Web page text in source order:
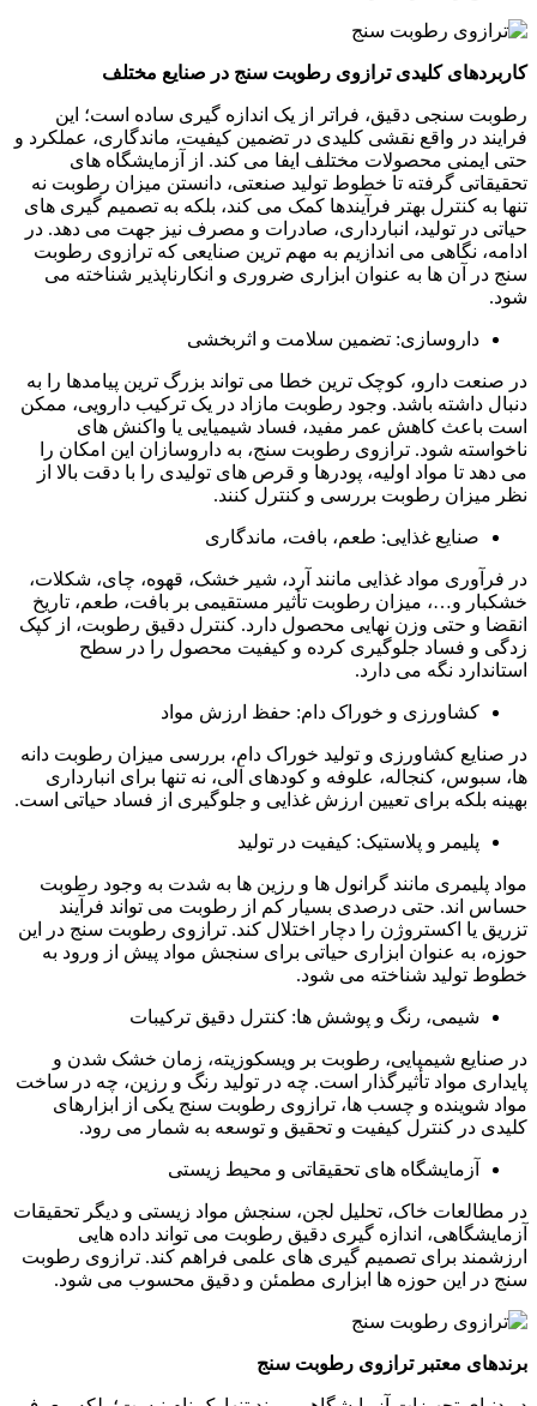
کاربردهای کلیدی ترازوی رطوبت سنج در صنایع مختلف
رطوبت سنجی دقیق، فراتر از یک اندازه گیری ساده است؛ این
فرایند در واقع نقشی کلیدی در تضمین کیفیت، ماندگاری، عملکرد و
حتی ایمنی محصولات مختلف ایفا می کند. از آزمایشگاه های
تحقیقاتی گرفته تا خطوط تولید صنعتی، دانستن میزان رطوبت نه
تنها به کنترل بهتر فرآیندها کمک می کند، بلکه به تصمیم گیری های
حیاتی در تولید، انبارداری، صادرات و مصرف نیز جهت می دهد. در
ادامه، نگاهی می اندازیم به مهم ترین صنایعی که ترازوی رطوبت
سنج در آن ها به عنوان ابزاری ضروری و انکارناپذیر شناخته می
شود.
داروسازی: تضمین سلامت و اثربخشی
در صنعت دارو، کوچک ترین خطا می تواند بزرگ ترین پیامدها را به
دنبال داشته باشد. وجود رطوبت مازاد در یک ترکیب دارویی، ممکن
است باعث کاهش عمر مفید، فساد شیمیایی یا واکنش های
ناخواسته شود. ترازوی رطوبت سنج، به داروسازان این امکان را
می دهد تا مواد اولیه، پودرها و قرص های تولیدی را با دقت بالا از
نظر میزان رطوبت بررسی و کنترل کنند.
صنایع غذایی: طعم، بافت، ماندگاری
در فرآوری مواد غذایی مانند آرد، شیر خشک، قهوه، چای، شکلات،
خشکبار و…، میزان رطوبت تأثیر مستقیمی بر بافت، طعم، تاریخ
انقضا و حتی وزن نهایی محصول دارد. کنترل دقیق رطوبت، از کپک
زدگی و فساد جلوگیری کرده و کیفیت محصول را در سطح
استاندارد نگه می دارد.
کشاورزی و خوراک دام: حفظ ارزش مواد
در صنایع کشاورزی و تولید خوراک دام، بررسی میزان رطوبت دانه
ها، سبوس، کنجاله، علوفه و کودهای آلی، نه تنها برای انبارداری
بهینه بلکه برای تعیین ارزش غذایی و جلوگیری از فساد حیاتی است.
پلیمر و پلاستیک: کیفیت در تولید
مواد پلیمری مانند گرانول ها و رزین ها به شدت به وجود رطوبت
حساس اند. حتی درصدی بسیار کم از رطوبت می تواند فرآیند
تزریق یا اکستروژن را دچار اختلال کند. ترازوی رطوبت سنج در این
حوزه، به عنوان ابزاری حیاتی برای سنجش مواد پیش از ورود به
خطوط تولید شناخته می شود.
شیمی، رنگ و پوشش ها: کنترل دقیق ترکیبات
در صنایع شیمیایی، رطوبت بر ویسکوزیته، زمان خشک شدن و
پایداری مواد تأثیرگذار است. چه در تولید رنگ و رزین، چه در ساخت
مواد شوینده و چسب ها، ترازوی رطوبت سنج یکی از ابزارهای
کلیدی در کنترل کیفیت و تحقیق و توسعه به شمار می رود.
آزمایشگاه های تحقیقاتی و محیط زیستی
در مطالعات خاک، تحلیل لجن، سنجش مواد زیستی و دیگر تحقیقات
آزمایشگاهی، اندازه گیری دقیق رطوبت می تواند داده هایی
ارزشمند برای تصمیم گیری های علمی فراهم کند. ترازوی رطوبت
سنج در این حوزه ها ابزاری مطمئن و دقیق محسوب می شود.
برندهای معتبر ترازوی رطوبت سنج